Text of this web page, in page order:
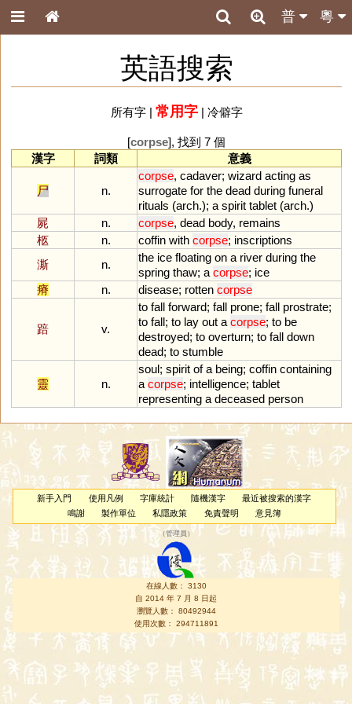
粵
普
英語搜索
所有字| 常用字| 冷僻字
[corpse], 找到 7 個
漢字
詞類 意義
尸 n.
corpse, cadaver; wizard acting as
surrogate for the dead during funeral
rituals (arch.); a spirit tablet (arch.)
屍
n. corpse, dead body, remains
柩
n. coffin with corpse; inscriptions
澌
n.
the ice floating on a river during the
spring thaw; a corpse; ice
瘠
n. disease; rotten corpse
踣 v.
to fall forward; fall prone; fall prostrate;
to fall; to lay out a corpse; to be
destroyed; to overturn; to fall down
dead; to stumble
靈 n.
soul; spirit of a being; coffin containing
a corpse; intelligence; tablet
representing a deceased person
新手入門 使用凡例 字庫統計 隨機漢字
最近被搜索的漢字
鳴謝
製作單位 私隱政策 免責聲明 意見簿
（管理員 ）
在線人數： 3130
自 2014 年 7 月 8 日起
瀏覽人數： 80492944
使用次數： 294711891